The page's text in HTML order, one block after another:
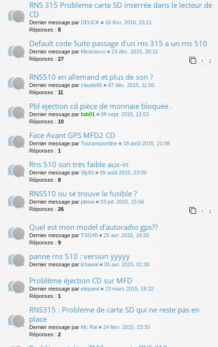
RNS 315 Probleme carte SD inserrée dans le lecteur de
CD
Dernier message par DEUCK « 16 févr. 2016, 23:21
Réponses : 8
Default code Suite passage d'un rns 315 a un rns 510
Dernier message par Micbrasco « 23 déc. 2015, 20:11
Réponses : 27 1 2
RNS510 en allemand et plus de son ?
Dernier message par claude65 « 07 déc. 2015, 11:50
Réponses : 11
Pbl ejection cd pièce de monnaie bloquée .
Dernier message par fab01 « 08 sept. 2015, 12:03
Réponses : 10
Face Avant GPS MFD2 CD
Dernier message par Touransportline « 18 août 2015, 21:08
Réponses : 1
Rns 510 son très faible aux-in
Dernier message par Sly83 « 09 août 2015, 23:09
Réponses : 8
RNS510 ou se trouve le fusible ?
Dernier message par ptimoi « 03 juil. 2015, 15:56
Réponses : 26 1 2
Quel est mon model d'autoradio gps??
Dernier message par TSI140 « 25 avr. 2015, 19:20
Réponses : 9
panne rns 510 : version ÿÿÿÿÿ
Dernier message par lchawal « 05 avr. 2015, 01:30
Problème éjection CD sur MFD
Dernier message par elepand « 23 mars 2015, 18:32
Réponses : 1
RNS315 : Probleme de carte SD qui ne reste pas en
place
Dernier message par Mc Rai « 24 févr. 2015, 23:33
Réponses : 2